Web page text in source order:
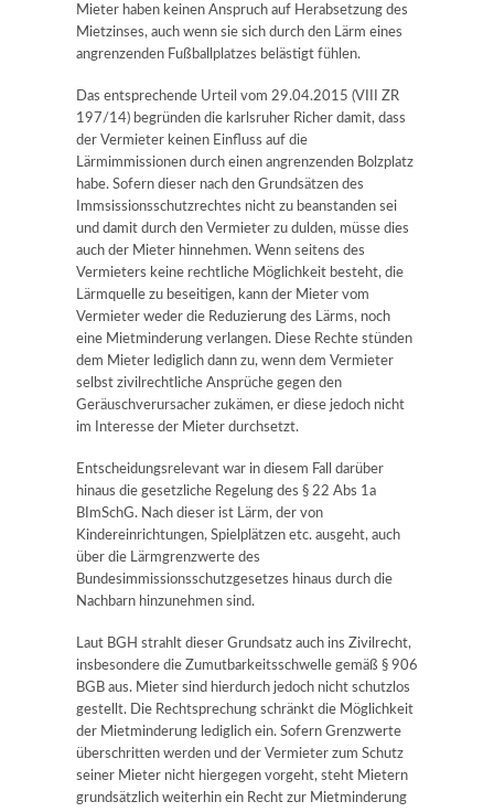
Mieter haben keinen Anspruch auf Herabsetzung des
Mietzinses, auch wenn sie sich durch den Lärm eines
angrenzenden Fußballplatzes belästigt fühlen.
Das entsprechende Urteil vom 29.04.2015 (VIII ZR
197/14) begründen die karlsruher Richer damit, dass
der Vermieter keinen Einfluss auf die
Lärmimmissionen durch einen angrenzenden Bolzplatz
habe. Sofern dieser nach den Grundsätzen des
Immsissionsschutzrechtes nicht zu beanstanden sei
und damit durch den Vermieter zu dulden, müsse dies
auch der Mieter hinnehmen. Wenn seitens des
Vermieters keine rechtliche Möglichkeit besteht, die
Lärmquelle zu beseitigen, kann der Mieter vom
Vermieter weder die Reduzierung des Lärms, noch
eine Mietminderung verlangen. Diese Rechte stünden
dem Mieter lediglich dann zu, wenn dem Vermieter
selbst zivilrechtliche Ansprüche gegen den
Geräuschverursacher zukämen, er diese jedoch nicht
im Interesse der Mieter durchsetzt.
Entscheidungsrelevant war in diesem Fall darüber
hinaus die gesetzliche Regelung des § 22 Abs 1a
BImSchG. Nach dieser ist Lärm, der von
Kindereinrichtungen, Spielplätzen etc. ausgeht, auch
über die Lärmgrenzwerte des
Bundesimmissionsschutzgesetzes hinaus durch die
Nachbarn hinzunehmen sind.
Laut BGH strahlt dieser Grundsatz auch ins Zivilrecht,
insbesondere die Zumutbarkeitsschwelle gemäß § 906
BGB aus. Mieter sind hierdurch jedoch nicht schutzlos
gestellt. Die Rechtsprechung schränkt die Möglichkeit
der Mietminderung lediglich ein. Sofern Grenzwerte
überschritten werden und der Vermieter zum Schutz
seiner Mieter nicht hiergegen vorgeht, steht Mietern
grundsätzlich weiterhin ein Recht zur Mietminderung